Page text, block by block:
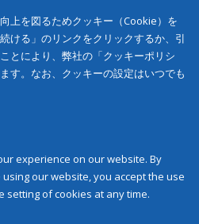
上を図るためクッキー（Cookie）を
ける」のリンクをクリックするか、引
とにより、弊社の「クッキーポリシ
す。なお、クッキーの設定はいつでも
experience on our website. By
our website, you accept the use
setting of cookies at any time.